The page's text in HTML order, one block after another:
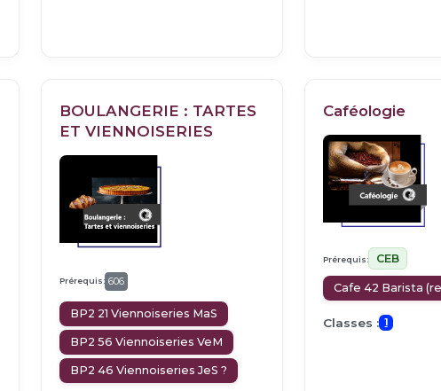
BOULANGERIE : TARTES
ET VIENNOISERIES
Prérequis: 606
BP2 21 Viennoiseries MaS
BP2 56 Viennoiseries VeM
BP2 46 Viennoiseries JeS ?
Caféologie
Prérequis: CEB
Cafe 42 Barista
Classes : 1